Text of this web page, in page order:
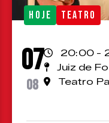
HOJE TEATRO
07
08
20:00 -
Juiz de
Teatro